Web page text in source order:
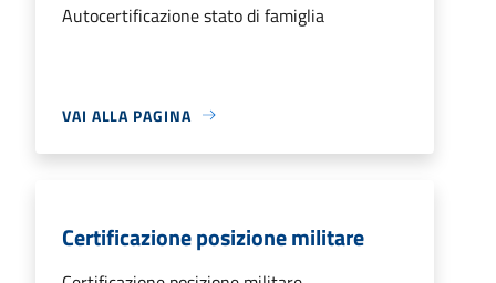
Autocertificazione stato di famiglia
VAI ALLA PAGINA
Certificazione posizione militare